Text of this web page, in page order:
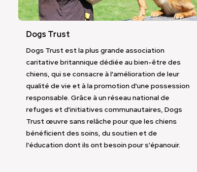
Industrie
Voyages, hôtellerie et Tourisme
Dogs Trust
Dogs Trust est la plus grande association
caritative britannique dédiée au bien-être des
chiens, qui se consacre à l'amélioration de leur
qualité de vie et à la promotion d'une possession
responsable. Grâce à un réseau national de
refuges et d'initiatives communautaires, Dogs
Trust œuvre sans relâche pour que les chiens
bénéficient des soins, du soutien et de
l'éducation dont ils ont besoin pour s'épanouir.